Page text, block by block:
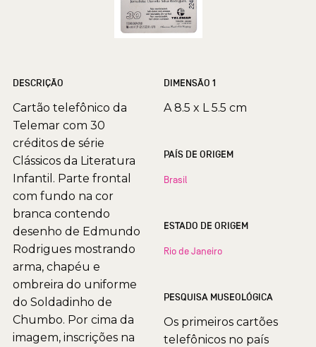
DESCRIÇÃO
Cartão telefônico da
Telemar com 30
créditos de série
Clássicos da Literatura
Infantil. Parte frontal
com fundo na cor
branca contendo
desenho de Edmundo
Rodrigues mostrando
arma, chapéu e
ombreira do uniforme
do Soldadinho de
Chumbo. Por cima da
imagem, inscrições na
DIMENSÃO 1
A 8.5 x L 5.5 cm
PAÍS DE ORIGEM
Brasil
ESTADO DE ORIGEM
Rio de Janeiro
PESQUISA MUSEOLÓGICA
Os primeiros cartões
telefônicos no país